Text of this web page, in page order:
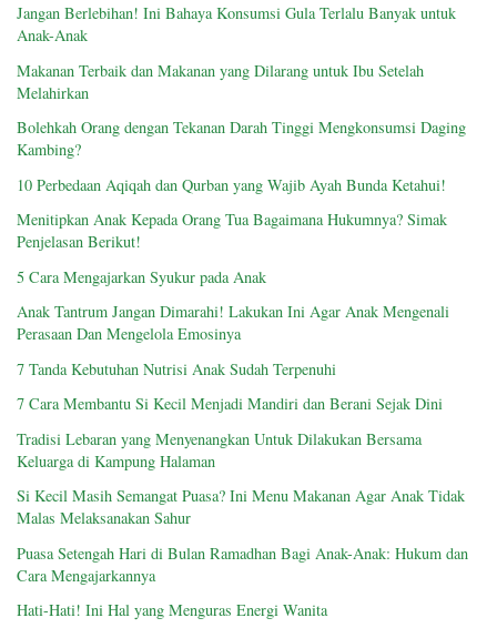
Jangan Berlebihan! Ini Bahaya Konsumsi Gula Terlalu Banyak untuk
Anak-Anak
Makanan Terbaik dan Makanan yang Dilarang untuk Ibu Setelah
Melahirkan
Bolehkah Orang dengan Tekanan Darah Tinggi Mengkonsumsi Daging
Kambing?
10 Perbedaan Aqiqah dan Qurban yang Wajib Ayah Bunda Ketahui!
Menitipkan Anak Kepada Orang Tua Bagaimana Hukumnya? Simak
Penjelasan Berikut!
5 Cara Mengajarkan Syukur pada Anak
Anak Tantrum Jangan Dimarahi! Lakukan Ini Agar Anak Mengenali
Perasaan Dan Mengelola Emosinya
7 Tanda Kebutuhan Nutrisi Anak Sudah Terpenuhi
7 Cara Membantu Si Kecil Menjadi Mandiri dan Berani Sejak Dini
Tradisi Lebaran yang Menyenangkan Untuk Dilakukan Bersama
Keluarga di Kampung Halaman
Si Kecil Masih Semangat Puasa? Ini Menu Makanan Agar Anak Tidak
Malas Melaksanakan Sahur
Puasa Setengah Hari di Bulan Ramadhan Bagi Anak-Anak: Hukum dan
Cara Mengajarkannya
Hati-Hati! Ini Hal yang Menguras Energi Wanita